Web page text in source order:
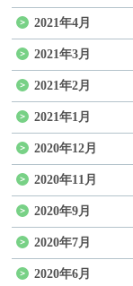
2021年4月
2021年3月
2021年2月
2021年1月
2020年12月
2020年11月
2020年9月
2020年7月
2020年6月